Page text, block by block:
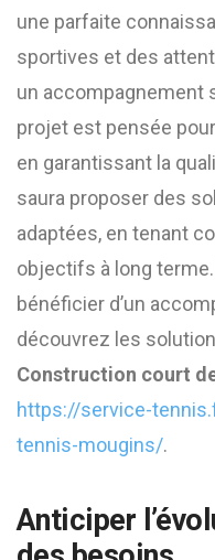
une parfaite
sportives et des
un accompagnement
projet est pensée
en garantissant la
saura proposer des
adaptées, en tenant
objectifs à long
bénéficier d’un
découvrez les
Construction court
https://service-
tennis-mougins/.
Anticiper